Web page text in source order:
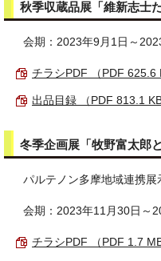
秋季収蔵品展「維新志士
会期：2023年9月1日～
チラシPDF （PDF 625.6
出品目録 （PDF 813.1 KB
冬季企画展「牧野富太郎
パルテノン多摩地域連携展
会期：2023年11月30日～
チラシPDF （PDF 1.7 MB